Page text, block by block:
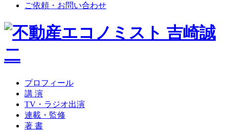
ご依頼・お問い合わせ
プロフィール
講 演
TV・ラジオ出演
連載・監修
著 書